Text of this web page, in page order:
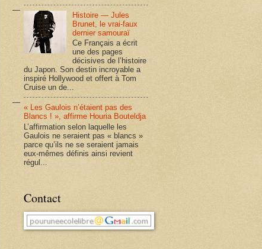
Histoire — Jules
Brunet, le vrai-faux
dernier samouraï
Ce Français a écrit
une des pages
décisives de l’histoire
du Japon. Son destin incroyable a
inspiré Hollywood et offert à Tom
Cruise un de...
« Les Gaulois n’étaient pas des
Blancs ! », affirme Houria Bouteldja
L’affirmation selon laquelle les
Gaulois ne seraient pas « blancs »
parce qu’ils ne se seraient jamais
eux-mêmes définis ainsi revient
régul...
Contact